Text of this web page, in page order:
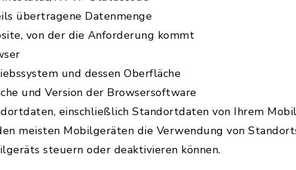
übertragene Datenmenge
von der die Anforderung kommt
und dessen Oberfläche
und Version der Browsersoftware
einschließlich Standortdaten von Ihrem
meisten Mobilgeräten die Verwendung von
steuern oder deaktivieren können.